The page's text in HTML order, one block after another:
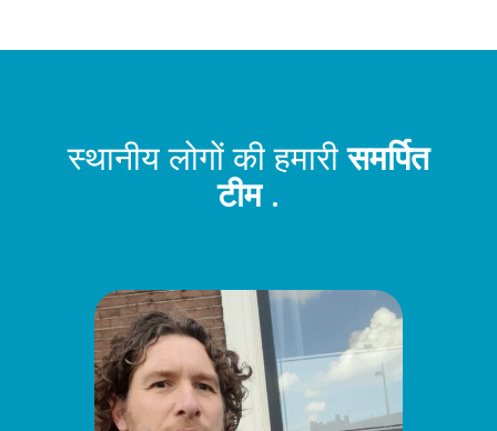
स्थानीय लोगों की हमारीसमर्पित
टीम.